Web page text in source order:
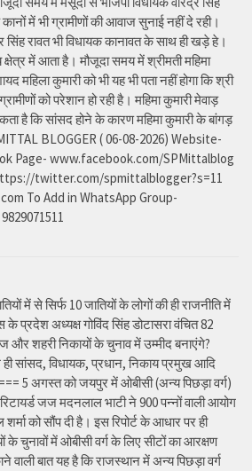
में भी ग्रामीणों की आवाज सुनाई नहीं दे रही।
सिंह रावत भी विधायक कानावत के साथ ही खड़े हे।
में आता है। मौजूदा समय में श्रीमती महिमा
महिला कुमारी को भी यह भी पता नहीं होगा कि श्री
को परेशान हो रही है। महिमा कुमारी मेवाड़
है कि सांसद होने के कारण महिमा कुमारी के बांगड़
BLOGGER ( 06-08-2026) Website-
Page- www.facebook.com/SPMittalblog
twitter.com/spmittalblogger?s=11
To Add in WhatsApp Group-
में से सिर्फ 10 जातियों के लोगों की ही राजनीति में
के प्रदेश अध्यक्ष गोविंद सिंह डोटासरा वंचित 82
और शहरी निकायों के चुनाव में उम्मीद बनाएंगे?
सांसद, विधायक, प्रधान, निकाय प्रमुख आदि
5 अगस्त को जयपुर में ओबीसी (अन्य पिछड़ा वर्ग)
जज मदनलाल भाटी ने 900 पन्नों वाली आयोग
को सौंप दी है। इस रिपोर्ट के आधार पर ही
के चुनावों में ओबीसी वर्ग के लिए सीटों का आरक्षण
वाली बात यह है कि राजस्थान में अन्य पिछड़ा वर्ग